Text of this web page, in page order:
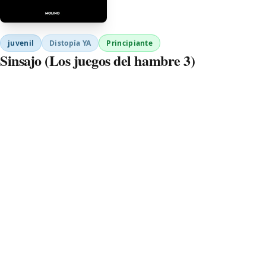
juvenil Distopía YA Principiante
Sinsajo (Los juegos del hambre 3)